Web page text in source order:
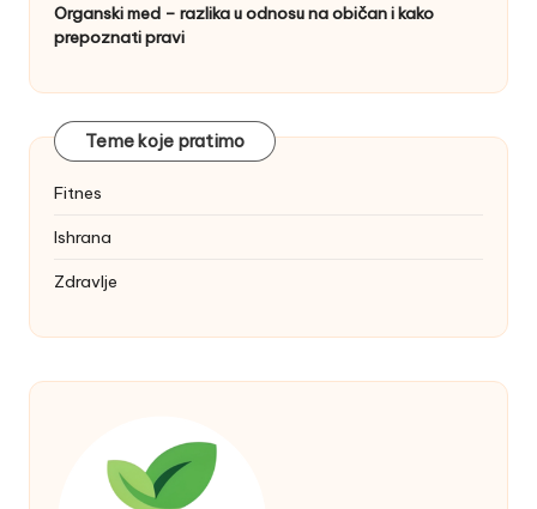
Organski med – razlika u odnosu na običan i kako
prepoznati pravi
Teme koje pratimo
Fitnes
Ishrana
Zdravlje